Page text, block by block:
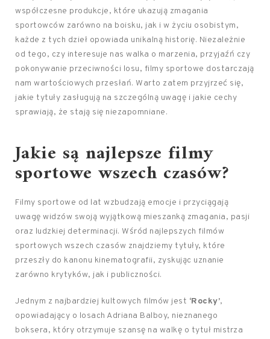
współczesne produkcje, które ukazują zmagania
sportowców zarówno na boisku, jak i w życiu osobistym,
każde z tych dzieł opowiada unikalną historię. Niezależnie
od tego, czy interesuje nas walka o marzenia, przyjaźń czy
pokonywanie przeciwności losu, filmy sportowe dostarczają
nam wartościowych przesłań. Warto zatem przyjrzeć się,
jakie tytuły zasługują na szczególną uwagę i jakie cechy
sprawiają, że stają się niezapomniane.
Jakie są najlepsze filmy
sportowe wszech czasów?
Filmy sportowe od lat wzbudzają emocje i przyciągają
uwagę widzów swoją wyjątkową mieszanką zmagania, pasji
oraz ludzkiej determinacji. Wśród najlepszych filmów
sportowych wszech czasów znajdziemy tytuły, które
przeszły do kanonu kinematografii, zyskując uznanie
zarówno krytyków, jak i publiczności.
Jednym z najbardziej kultowych filmów jest ‘Rocky’,
opowiadający o losach Adriana Balboy, nieznanego
boksera, który otrzymuje szansę na walkę o tytuł mistrza